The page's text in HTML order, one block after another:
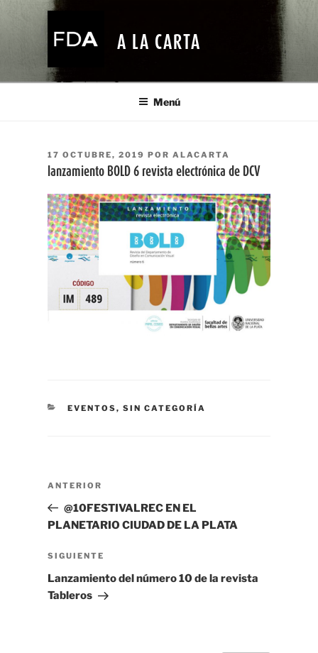
A LA CARTA
Menú
PUBLICADO
EL
17 OCTUBRE, 2019 PORALACARTA
lanzamiento BOLD 6 revista electrónica de DCV
CATEGORÍAS
EVENTOS, SIN CATEGORÍA
entradas
Entrada
anterior
ANTERIOR
@10FESTIVALREC EN EL
PLANETARIO CIUDAD DE LA PLATA
Siguiente
entrada
SIGUIENTE
Lanzamiento del número 10 de la revista
Tableros